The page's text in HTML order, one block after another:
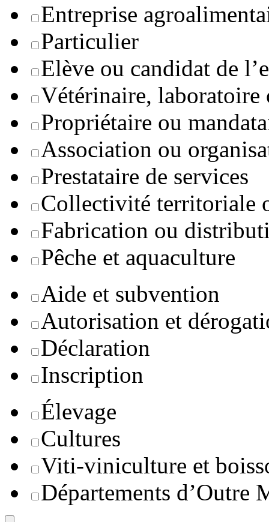
Entreprise
Particulier
Elève ou candidat de
Vétérinaire, laboratoire
Propriétaire ou
Association ou
Prestataire de services
Collectivité territoriale
Fabrication ou
Pêche et aquaculture
Aide et subvention
Autorisation et
Déclaration
Inscription
Élevage
Cultures
Viti-viniculture et
Départements d’Outre